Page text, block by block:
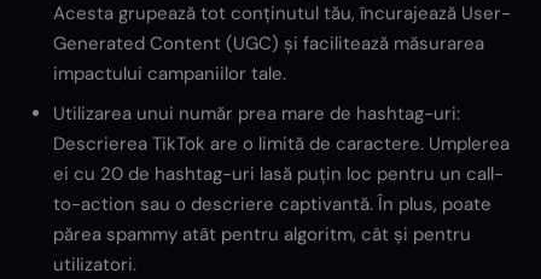
Acesta grupează tot conținutul tău, încurajează User-
Generated Content (UGC) și facilitează măsurarea
impactului campaniilor tale.
Utilizarea unui număr prea mare de hashtag-uri:
Descrierea TikTok are o limită de caractere. Umplerea
ei cu 20 de hashtag-uri lasă puțin loc pentru un call-
to-action sau o descriere captivantă. În plus, poate
părea spammy atât pentru algoritm, cât și pentru
utilizatori.